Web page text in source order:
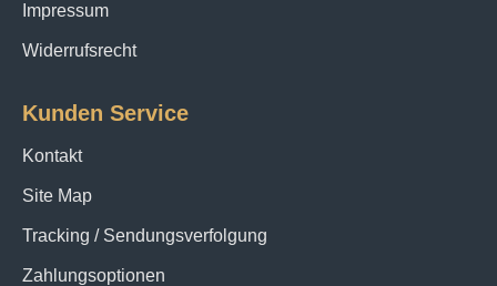
Impressum
Widerrufsrecht
Kunden Service
Kontakt
Site Map
Tracking / Sendungsverfolgung
Zahlungsoptionen